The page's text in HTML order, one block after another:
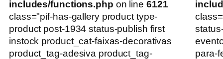
includes/functions.php on line 6121
class="pif-has-gallery product type-
product post-1934 status-publish first
instock product_cat-faixas-decorativas
product_tag-adesiva product_tag-
para-